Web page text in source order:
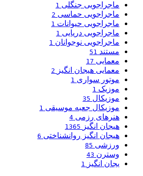
ماجراجویی جنگلی 1
ماجراجویی حماسی 2
ماجراجویی حیوانات 1
ماجراجویی دریایی 1
ماجراجویی نوجوانان 1
مستند 51
معمایی 17
معمایی هیجان انگیز 2
موتور سواری 1
موزیک 1
موزیکال 35
موزیکال جعبه موسیقی 1
هنرهای رزمی 4
هیجان انگیز 1365
هیجان انگیز روانشناختی 6
ورزشی 85
وسترن 43
یجان انگیز 1